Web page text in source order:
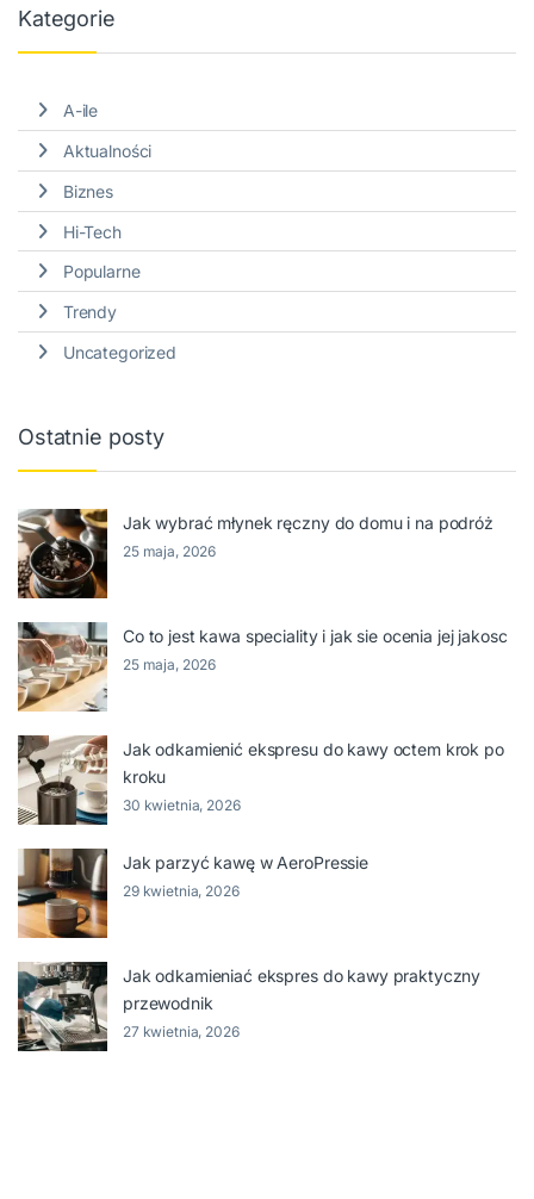
Kategorie
A-ile
Aktualności
Biznes
Hi-Tech
Popularne
Trendy
Uncategorized
Ostatnie posty
Jak wybrać młynek ręczny do domu i na podróż
25 maja, 2026
Co to jest kawa speciality i jak sie ocenia jej jakosc
25 maja, 2026
Jak odkamienić ekspresu do kawy octem krok po
kroku
30 kwietnia, 2026
Jak parzyć kawę w AeroPressie
29 kwietnia, 2026
Jak odkamieniać ekspres do kawy praktyczny
przewodnik
27 kwietnia, 2026